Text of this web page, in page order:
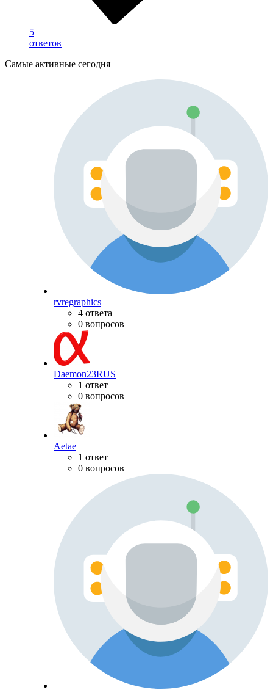
5
ответов
Самые активные сегодня
rvregraphics
4 ответа
0 вопросов
Daemon23RUS
1 ответ
0 вопросов
Aetae
1 ответ
0 вопросов